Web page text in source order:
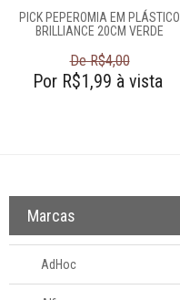
PICK PEPEROMIA EM PLÁSTICO
BRILLIANCE 20CM VERDE
De R$4,00
Por R$1,99 à vista
Marcas
AdHoc